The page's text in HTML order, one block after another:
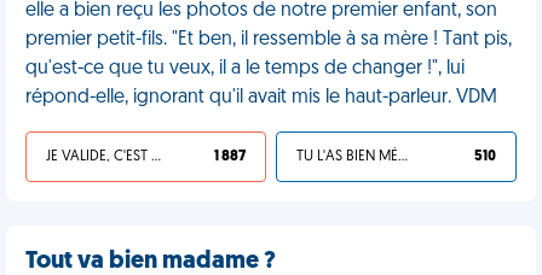
elle a bien reçu les photos de notre premier enfant, son
premier petit-fils. "Et ben, il ressemble à sa mère ! Tant pis,
qu'est-ce que tu veux, il a le temps de changer !", lui
répond-elle, ignorant qu'il avait mis le haut-parleur. VDM
JE VALIDE, C'EST UNE VDM 1 887 TU L'AS BIEN MÉRITÉ 510
Tout va bien madame ?